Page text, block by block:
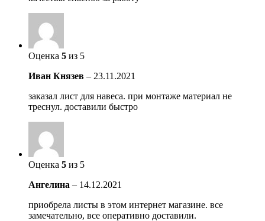
Оценка 5 из 5
Иван Князев – 23.11.2021
заказал лист для навеса. при монтаже материал не
треснул. доставили быстро
Оценка 5 из 5
Ангелина – 14.12.2021
приобрела листы в этом интернет магазине. все
замечательно, все оперативно доставили.